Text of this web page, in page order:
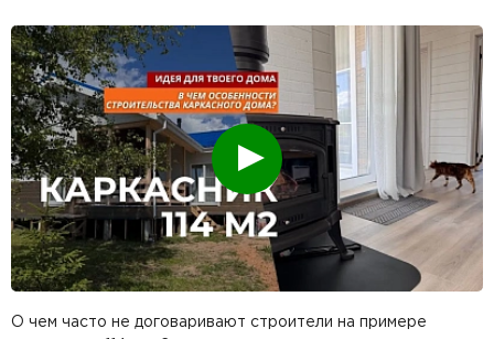
Смотреть
О чем часто не договаривают строители на примере